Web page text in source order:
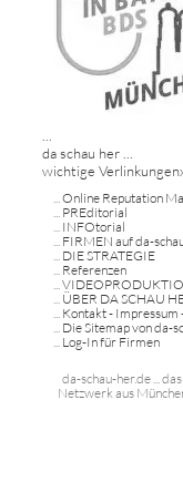
...
da schau her ...
wichtige
...Online Reputation
... PREditorial
... INFOtorial
... FIRMEN auf da-
... DIE STRATEGIE
... Referenzen
...
... ÜBER DA SCHAU
... Kontakt - Impressum
... Die Sitemap von da-
... Log-In für Firmen
da-schau-her.de ...
Netzwerk aus